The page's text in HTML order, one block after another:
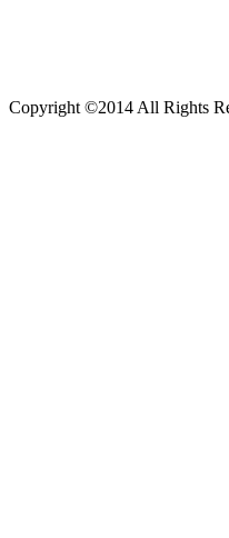
Copyright ©2014 All Rights